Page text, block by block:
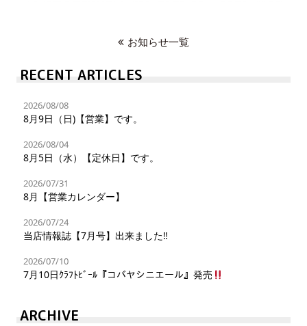
お知らせ一覧
RECENT ARTICLES
2026/08/08
8月9日（日)【営業】です。
2026/08/04
8月5日（水）【定休日】です。
2026/07/31
8月【営業カレンダー】
2026/07/24
当店情報誌【7月号】出来ました‼︎
2026/07/10
7月10日ｸﾗﾌﾄﾋﾞｰﾙ『コバヤシニエール』発売
ARCHIVE